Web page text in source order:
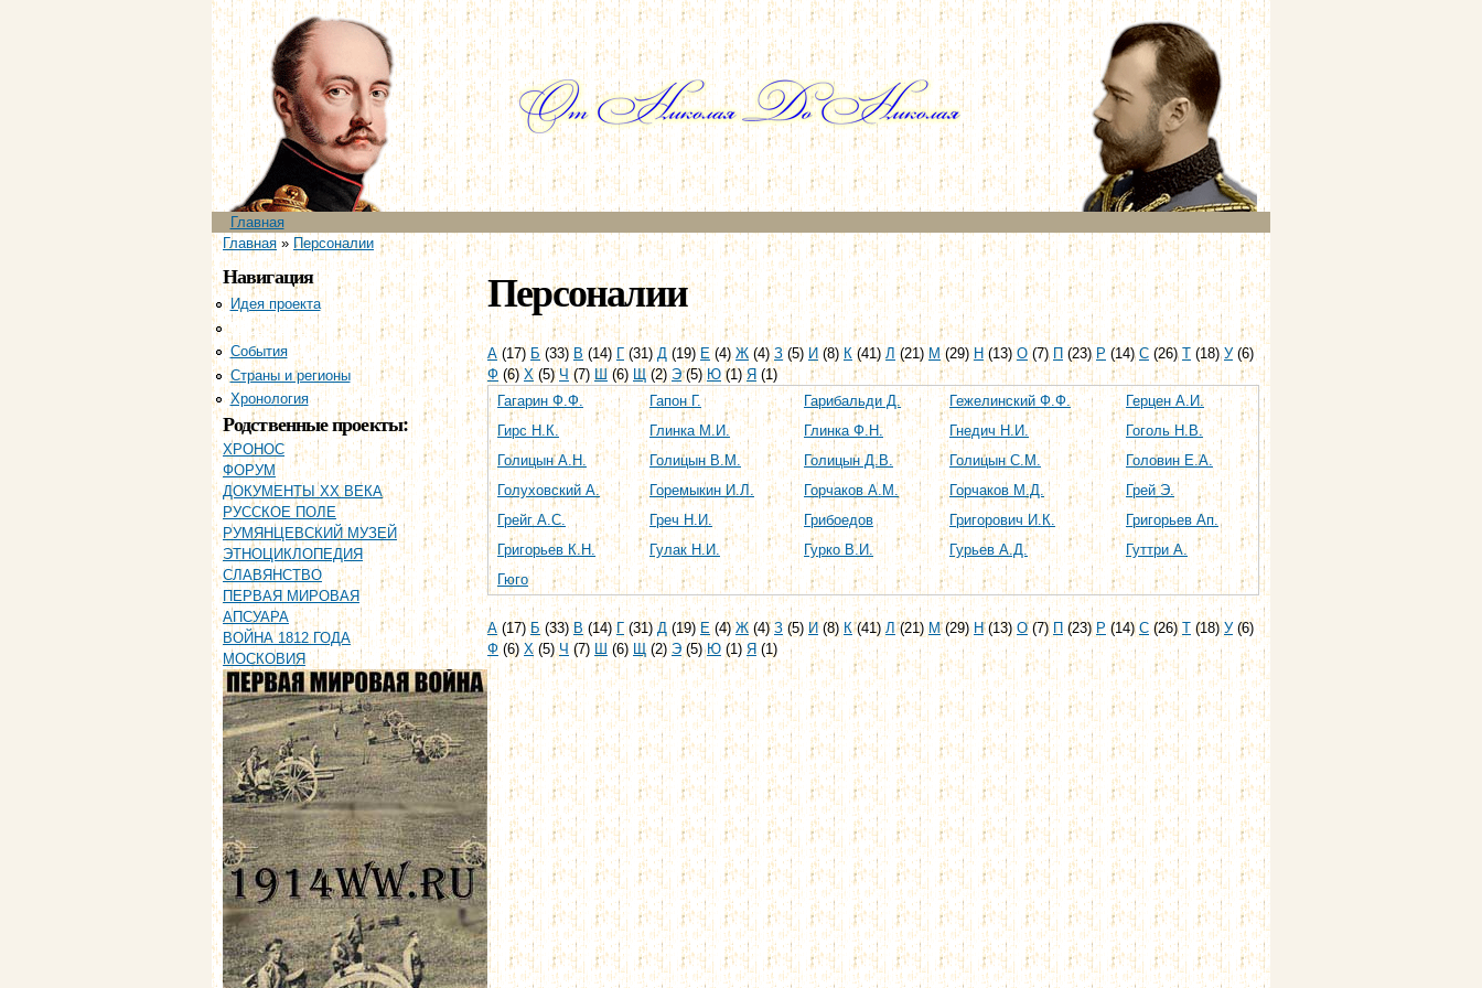
Перейти к
основному
содержанию
Главное меню
Главная
Вы здесь
Главная» Персоналии
Навигация
Идея проекта
Персоналии
События
Страны и регионы
Хронология
Родственные проекты:
ХРОНОС
ФОРУМ
ДОКУМЕНТЫ XX ВЕКА
РУССКОЕ ПОЛЕ
РУМЯНЦЕВСКИЙ МУЗЕЙ
ЭТНОЦИКЛОПЕДИЯ
СЛАВЯНСТВО
ПЕРВАЯ МИРОВАЯ
АПСУАРА
ВОЙНА 1812 ГОДА
МОСКОВИЯ
Персоналии
А(17)Б(33)В(14)Г(31)Д (19)Е (4)Ж(4)З(5) И(8)К(41)Л(21)М(29)Н(13)О(7)П (23)Р (14)С (26)Т (18)У(6)
Ф (6)Х (5)Ч(7) Ш(6) Щ(2)Э(5)Ю (1)Я (1)
Гагарин Ф.Ф.
Гапон Г. Гарибальди Д. Гежелинский Ф.Ф.
Герцен А.И.
Гирс Н.К.
Глинка М.И. Глинка Ф.Н. Гнедич Н.И.
Гоголь Н.В.
Голицын А.Н.
Голицын В.М. Голицын Д.В. Голицын С.М.
Головин Е.А.
Голуховский А.
Горемыкин И.Л. Горчаков А.М. Горчаков М.Д.
Грей Э.
Грейг А.С.
Греч Н.И. Грибоедов Григорович И.К.
Григорьев Ап.
Григорьев К.Н.
Гулак Н.И. Гурко В.И. Гурьев А.Д.
Гуттри А.
Гюго
А(17)Б(33)В(14)Г(31)Д (19)Е (4)Ж (4)З(5) И(8)К(41)Л(21)М(29) Н(13)О(7) П (23) Р (14) С (26) Т (18)У(6)
Ф(6)Х(5)Ч(7) Ш(6) Щ(2)Э(5)Ю (1)Я(1)